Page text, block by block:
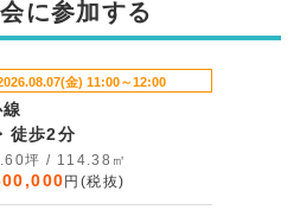
に参加する
金) 11:00～12:00
池袋 ・徒歩2分
34.60坪 / 114.38㎡
円(税抜)